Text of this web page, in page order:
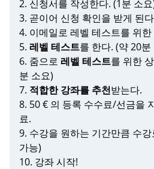
2. 신청서를 작성한다. (1분 소
3. 곧이어 신청 확인을 받게 된
4. 이메일로 레벨 테스트를 위
5. 레벨 테스트를 한다. (약 20분
6. 줌으로 레벨 테스트를 위한
분 소요)
7. 적합한 강좌를 추천받는다.
8. 50 € 의 등록 수수료/선금을
료.
9. 수강을 원하는 기간만큼 수
가능)
10. 강좌 시작!